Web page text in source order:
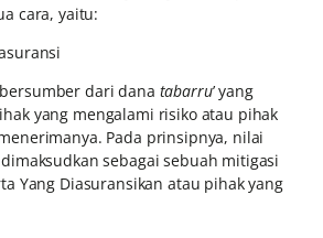
cara, yaitu:
dari dana tabarru’ yang
yang mengalami risiko atau pihak
Pada prinsipnya, nilai
sebagai sebuah mitigasi
Yang Diasuransikan atau pihak yang